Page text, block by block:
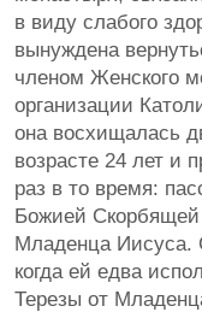
в виду слабого
вынуждена
членом Женского
организации
она восхищалась
возрасте 24 лет и
раз в то время:
Божией Скорбящей
Младенца Иисуса.
когда ей едва
Терезы от